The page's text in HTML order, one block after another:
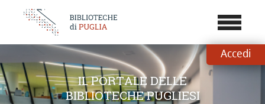
???
Accedi
IL PORTALE DELLE
BIBLIOTECHE PUGLIESI